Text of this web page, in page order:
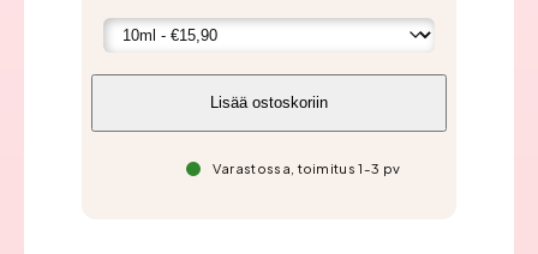
Lisää ostoskoriin
Varastossa, toimitus 1-3 pv